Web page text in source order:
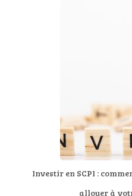
Investir en SCPI :
allouer à